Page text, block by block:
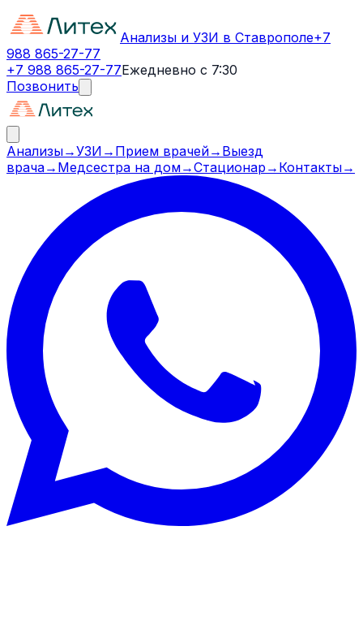
Анализы и УЗИ в Ставрополе+7
988 865-27-77
+7 988 865-27-77Ежедневно с 7:30
Позвонить
Анализы→УЗИ → Прием врачей→ Выезд
врача→ Медсестра на дом→Стационар → Контакты→